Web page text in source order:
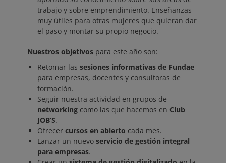
trabajo y sobre emprendimiento. Enseñanzas
muy útiles para otras mujeres que quieran dar
el paso y montar su propio negocio.
Nuestros objetivos para este año son:
Retomar las sesiones informativas de Fundae
para empresas, docentes y consultoras de
formación.
Seguir nuestra actividad en grupos de
networking como las que hacemos en Club
JOB’S.
Ofrecer cursos en abierto cada mes.
Lanzar un nuevo servicio de gestión integral
para empresas.